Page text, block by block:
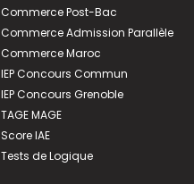
Commerce Post-Bac
Commerce Admission Parallèle
Commerce Maroc
IEP Concours Commun
IEP Concours Grenoble
TAGE MAGE
Score IAE
Tests de Logique